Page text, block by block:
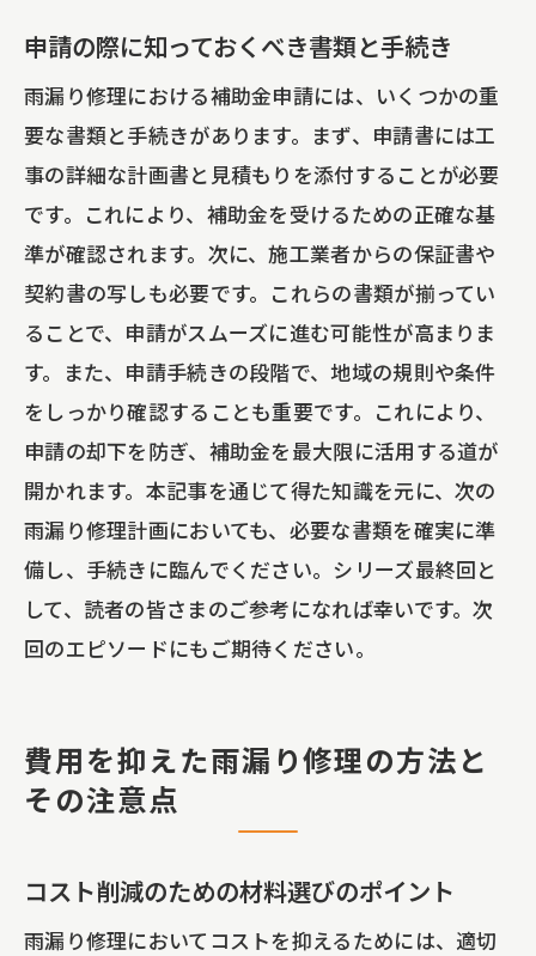
申請の際に知っておくべき書類と手続き
雨漏り修理における補助金申請には、いくつかの重
要な書類と手続きがあります。まず、申請書には工
事の詳細な計画書と見積もりを添付することが必要
です。これにより、補助金を受けるための正確な基
準が確認されます。次に、施工業者からの保証書や
契約書の写しも必要です。これらの書類が揃ってい
ることで、申請がスムーズに進む可能性が高まりま
す。また、申請手続きの段階で、地域の規則や条件
をしっかり確認することも重要です。これにより、
申請の却下を防ぎ、補助金を最大限に活用する道が
開かれます。本記事を通じて得た知識を元に、次の
雨漏り修理計画においても、必要な書類を確実に準
備し、手続きに臨んでください。シリーズ最終回と
して、読者の皆さまのご参考になれば幸いです。次
回のエピソードにもご期待ください。
費用を抑えた雨漏り修理の方法と
その注意点
コスト削減のための材料選びのポイント
雨漏り修理においてコストを抑えるためには、適切